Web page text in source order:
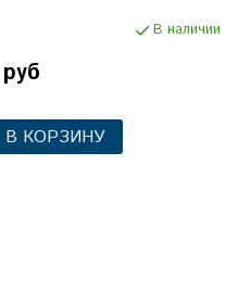
В наличии
В КОРЗИНУ